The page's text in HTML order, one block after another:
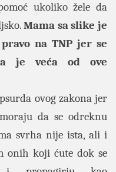
ukoliko žele da
Mama sa slike je
na TNP jer se
je veća od ove
ovog zakona jer
da se odreknu
svrha nije ista, ali i
onih koji ćute dok se